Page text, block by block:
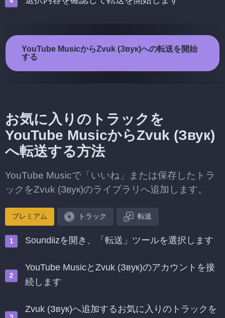
YouTube MusicからZvuk (Звук)への転送を開始
する
お気に入りのトラックを
YouTube MusicからZvuk (Звук)
へ転送する方法
YouTube Musicで「いいね」または保存したトラ
ックをZvuk (Звук)のライブラリへ追加します。
プレミアム トラック 転送
Soundiizを開き、「転送」ツールを選択します
YouTube MusicとZvuk (Звук)のアカウントを接
続します
Zvuk (Звук)へ追加するお気に入りのトラックを